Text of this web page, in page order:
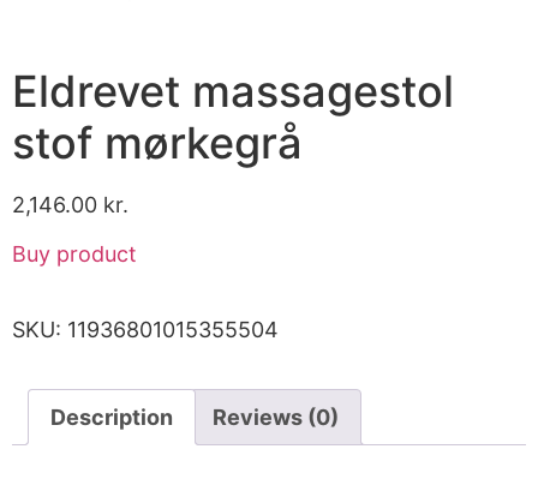
Eldrevet massagestol
stof mørkegrå
2,146.00 kr.
Buy product
SKU: 11936801015355504
Description Reviews (0)